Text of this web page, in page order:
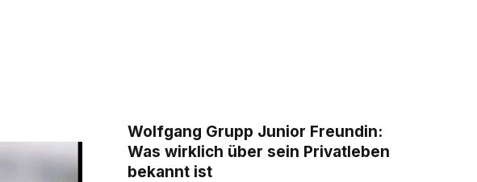
Wolfgang Grupp Junior Freundin:
Was wirklich über sein Privatleben
bekannt ist